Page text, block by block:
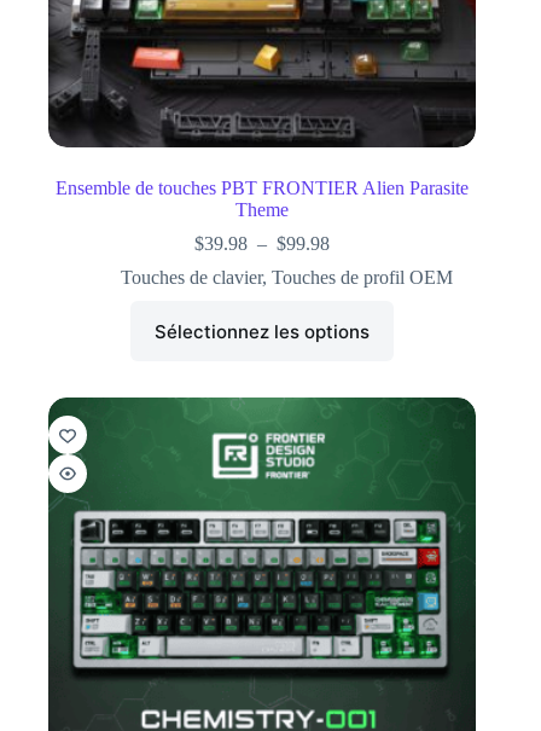
Ensemble de touches PBT FRONTIER Alien Parasite
Theme
$39.98 – $99.98
Touches de clavier, Touches de profil OEM
Sélectionnez les options